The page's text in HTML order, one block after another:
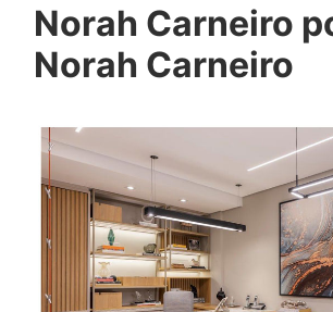
Norah Carneiro
Norah Carneiro